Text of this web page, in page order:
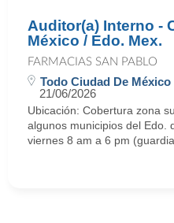
Auditor(a) Interno -
México / Edo. Mex.
FARMACIAS SAN PABLO
Todo Ciudad De México
21/06/2026
Ubicación: Cobertura zona
algunos municipios del Edo.
viernes 8 am a 6 pm